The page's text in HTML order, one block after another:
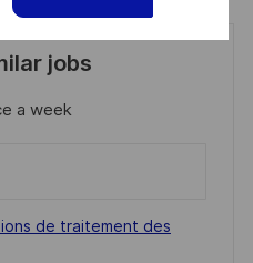
jobs
a week
de traitement des